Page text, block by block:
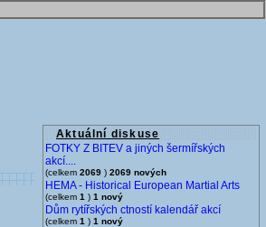
Aktuální diskuse
FOTKY Z BITEV a jiných šermířských
akcí....
(celkem 2069 ) 2069 nových
HEMA - Historical European Martial Arts
(celkem 1 ) 1 nový
Dům rytířských ctností kalendář akcí
(celkem 1 ) 1 nový